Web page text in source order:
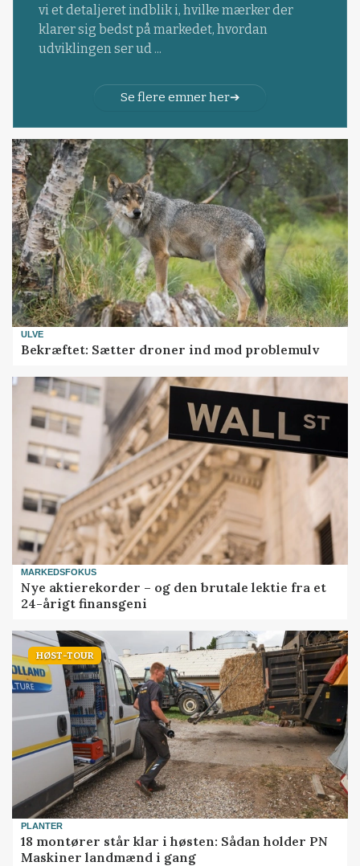
vi et detaljeret indblik i, hvilke mærker der
klarer sig bedst på markedet, hvordan
udviklingen ser ud ...
Se flere emner her
ULVE
Bekræftet: Sætter droner ind mod problemulv
MARKEDSFOKUS
Nye aktierekorder – og den brutale lektie fra et
24-årigt finansgeni
HØST-TOUR
PLANTER
18 montører står klar i høsten: Sådan holder PN
Maskiner landmænd i gang